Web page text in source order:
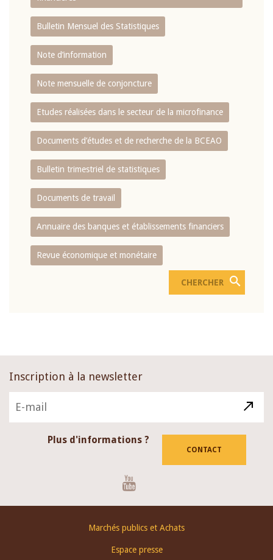
Bulletin Mensuel des Statistiques
Note d’information
Note mensuelle de conjoncture
Etudes réalisées dans le secteur de la microfinance
Documents d’études et de recherche de la BCEAO
Bulletin trimestriel de statistiques
Documents de travail
Annuaire des banques et établissements financiers
Revue économique et monétaire
Inscription à la newsletter
Plus d'informations ?
CONTACT
Marchés publics et Achats
Espace presse